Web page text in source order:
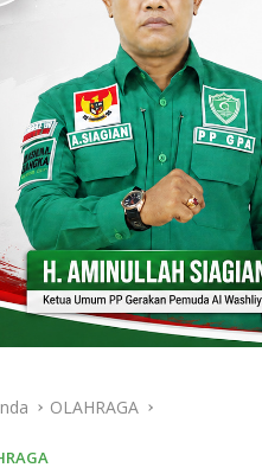
OLAHRAGA